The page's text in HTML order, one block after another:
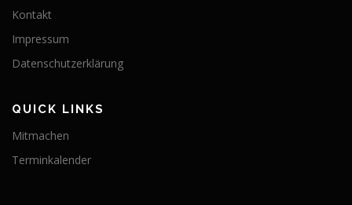
Kontakt
Impressum
Datenschutzerklärung
QUICK LINKS
Mitmachen
Terminkalender